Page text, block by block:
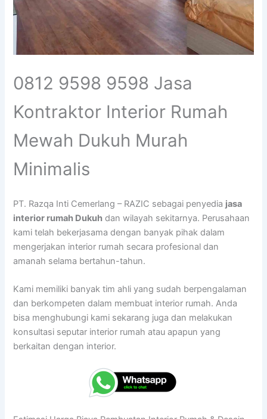
0812 9598 9598 Jasa
Kontraktor Interior Rumah
Mewah Dukuh Murah
Minimalis
PT. Razqa Inti Cemerlang – RAZIC sebagai penyedia jasa
interior rumah Dukuh dan wilayah sekitarnya. Perusahaan
kami telah bekerjasama dengan banyak pihak dalam
mengerjakan interior rumah secara profesional dan
amanah selama bertahun-tahun.
Kami memiliki banyak tim ahli yang sudah berpengalaman
dan berkompeten dalam membuat interior rumah. Anda
bisa menghubungi kami sekarang juga dan melakukan
konsultasi seputar interior rumah atau apapun yang
berkaitan dengan interior.